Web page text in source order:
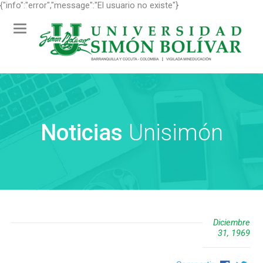
{"info":"error","message":"El usuario no existe"}
Toggle
navigation
Noticias Unisimón
Diciembre
31, 1969